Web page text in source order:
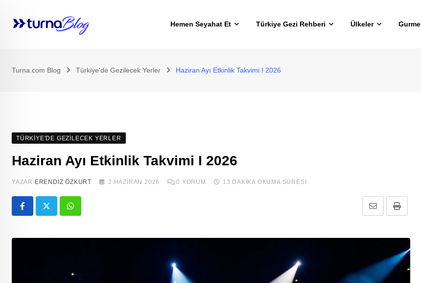
Hemen Seyahat Et Türkiye Gezi Rehberi Ülkeler Gurme
Turna.com Blog Türkiye'de Gezilecek Yerler Haziran Ayı Etkinlik Takvimi I 2026
TÜRKIYE'DE GEZILECEK YERLER
Haziran Ayı Etkinlik Takvimi I 2026
YAZAR: ERENDIZ ÖZKURT 2 HAZIRAN 2026 0 YORUM 13 DAKIKA OKUMA SÜRESI
Whatsapp Print
ile
Paylaş